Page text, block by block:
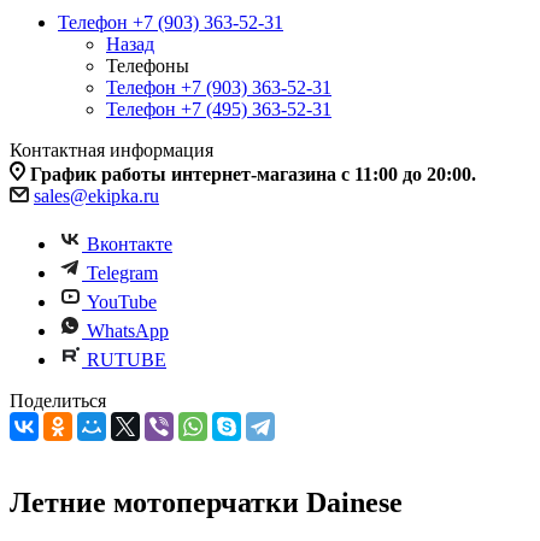
Телефон +7 (903) 363-52-31
Назад
Телефоны
Телефон +7 (903) 363-52-31
Телефон +7 (495) 363-52-31
Контактная информация
График работы интернет-магазина с 11:00 до 20:00.
sales@ekipka.ru
Вконтакте
Telegram
YouTube
WhatsApp
RUTUBE
Поделиться
Летние мотоперчатки Dainese